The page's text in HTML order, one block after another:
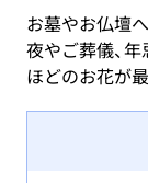
お墓やお仏壇
夜やご葬儀、
ほどのお花が